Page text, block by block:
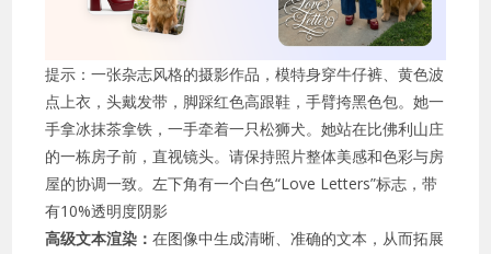
提示：一张杂志风格的摄影作品，模特身穿牛仔裤、黄色波
点上衣，头戴发带，脚踩红色高跟鞋，手臂挎黑色包。她一
手拿冰抹茶拿铁，一手牵着一只松狮犬。她站在比佛利山庄
的一栋房子前，直视镜头。请保持照片整体美感和色彩与房
屋的协调一致。左下角有一个白色“Love Letters”标志，带
有10%透明度阴影
高级文本渲染：在图像中生成清晰、准确的文本，从而拓展